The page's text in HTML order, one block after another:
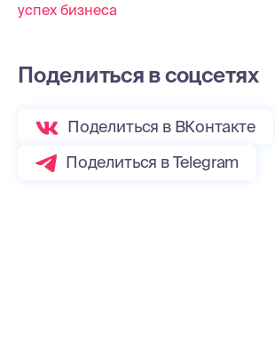
успех бизнеса
Поделиться в соцсетях
Поделиться в ВКонтакте
Поделиться в Telegram